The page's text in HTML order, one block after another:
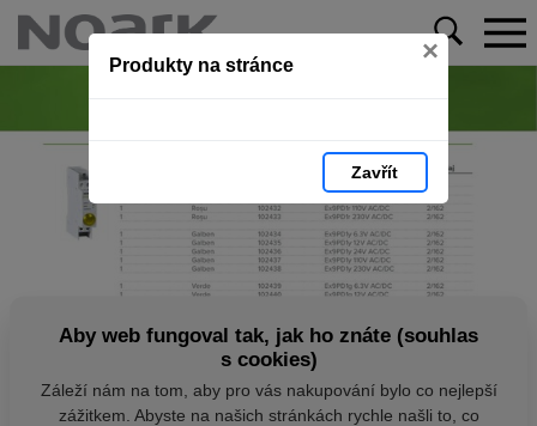
Produkty na stránce ×
Zavřít
Aby web fungoval tak, jak ho znáte (souhlas
s cookies)
Záleží nám na tom, aby pro vás nakupování bylo co nejlepší
zážitkem. Abyste na našich stránkách rychle našli to, co